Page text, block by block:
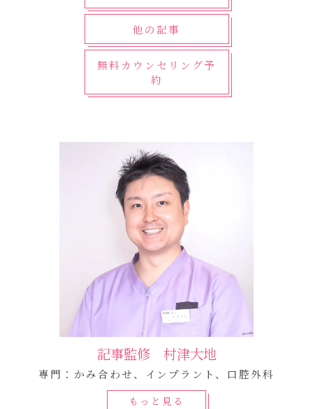
他の記事
無料カウンセリング予
約
記事監修 村津大地
専門：かみ合わせ、インプラント、口腔外科
もっと見る